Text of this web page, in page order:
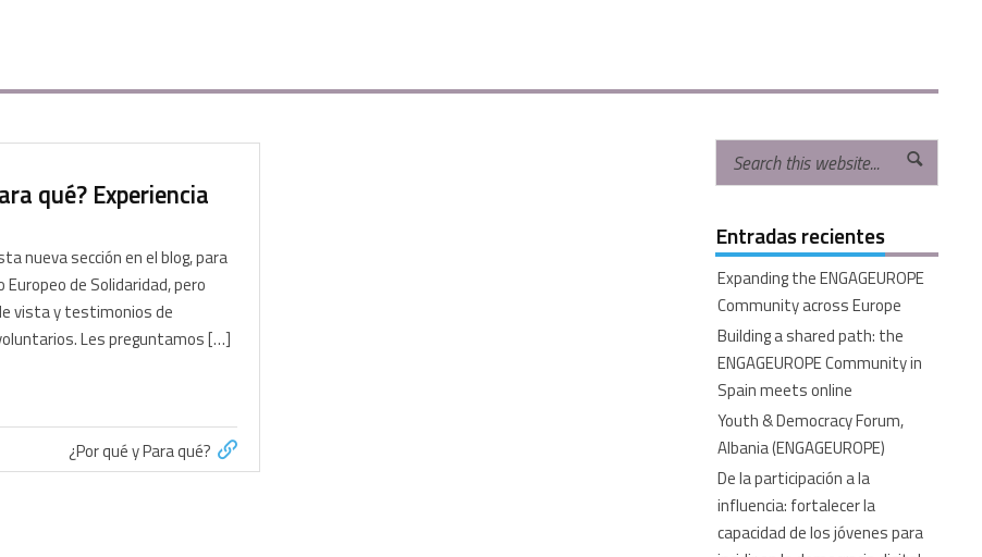
qué? Experiencia
nueva sección en el blog, para
Europeo de Solidaridad, pero
vista y testimonios de
Les preguntamos […]
¿Por qué y Para qué?
Entradas recientes
Expanding the ENGAGEUROPE
Community across Europe
Building a shared path: the
ENGAGEUROPE Community in
Spain meets online
Youth & Democracy Forum,
Albania (ENGAGEUROPE)
De la participación a la
influencia: fortalecer la
capacidad de los jóvenes para